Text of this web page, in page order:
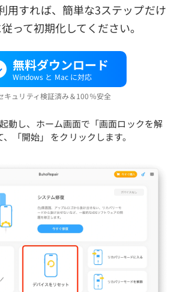
用すれば、簡単な3ステップだけ
って初期化してください。
無料ダウンロード
Windows と Mac に対応
キュリティ検証済み＆100％安全
動し、ホーム画面で「画面ロックを解
「開始」 をクリックします。